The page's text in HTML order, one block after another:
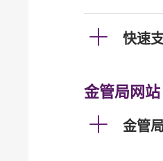
快速
金管局网站
金管